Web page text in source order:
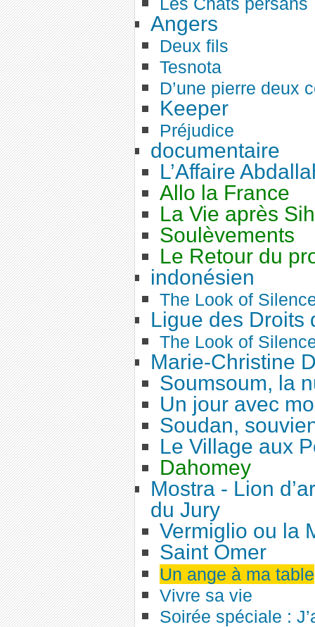
Angers
Deux fils
Tesnota
D’une pierre deux
Keeper
Préjudice
documentaire
L’Affaire
Allo la France
La Vie après
Soulèvements
Le Retour du
indonésien
The Look of
Ligue des Droits
The Look of
Marie-Christine
Soumsoum, la
Un jour avec
Soudan,
Le Village aux
Dahomey
Mostra - Lion
du Jury
Vermiglio ou la
Saint Omer
Un ange à ma table
Vivre sa vie
Soirée spéciale :